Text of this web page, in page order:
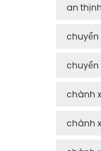
an
chuyển
chành
chành